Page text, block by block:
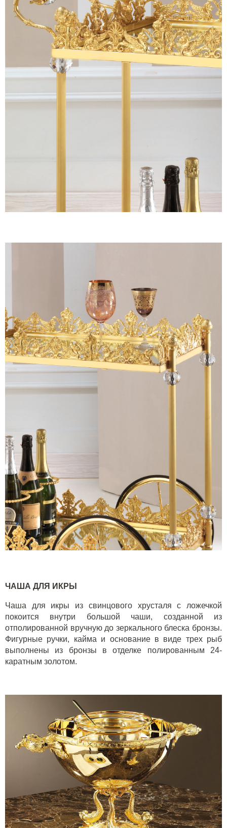
ЧАША ДЛЯ ИКРЫ
Чаша для икры из свинцового хрусталя с ложечкой
покоится внутри большой чаши, созданной из
отполированной вручную до зеркального блеска бронзы.
Фигурные ручки, кайма и основание в виде трех рыб
выполнены из бронзы в отделке полированным 24-
каратным золотом.